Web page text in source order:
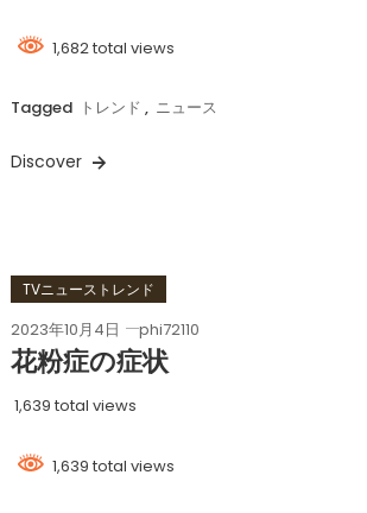
1,682 total views
Tagged トレンド , ニュース
Discover
TVニューストレンド
2023年10月4日 phi72110
花粉症の症状
1,639 total views
1,639 total views